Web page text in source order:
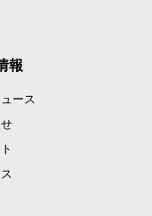
報
ース